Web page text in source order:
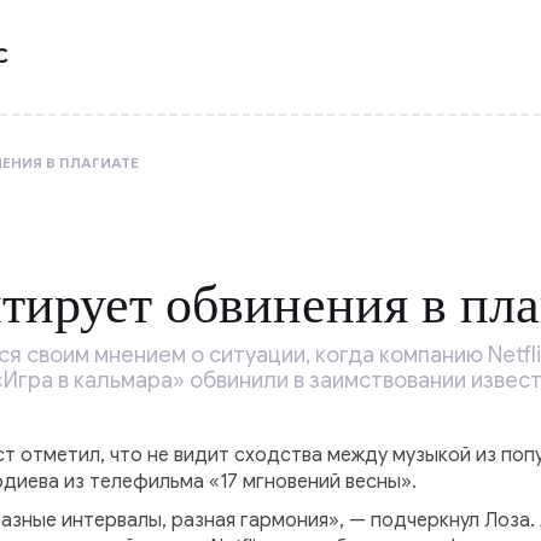
В ПЛАГИАТЕ
обвинения в
своим мнением о ситуации, когда компанию
в кальмара» обвинили в заимствовании
отметил, что не видит сходства между музыкой из
из телефильма «17 мгновений весны».
интервалы, разная гармония», — подчеркнул